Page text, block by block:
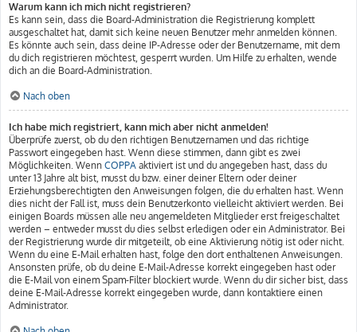
Warum kann ich mich nicht registrieren?
Es kann sein, dass die Board-Administration die Registrierung komplett
ausgeschaltet hat, damit sich keine neuen Benutzer mehr anmelden können.
Es könnte auch sein, dass deine IP-Adresse oder der Benutzername, mit dem
du dich registrieren möchtest, gesperrt wurden. Um Hilfe zu erhalten, wende
dich an die Board-Administration.
Nach oben
Ich habe mich registriert, kann mich aber nicht anmelden!
Überprüfe zuerst, ob du den richtigen Benutzernamen und das richtige
Passwort eingegeben hast. Wenn diese stimmen, dann gibt es zwei
Möglichkeiten. Wenn COPPA aktiviert ist und du angegeben hast, dass du
unter 13 Jahre alt bist, musst du bzw. einer deiner Eltern oder deiner
Erziehungsberechtigten den Anweisungen folgen, die du erhalten hast. Wenn
dies nicht der Fall ist, muss dein Benutzerkonto vielleicht aktiviert werden. Bei
einigen Boards müssen alle neu angemeldeten Mitglieder erst freigeschaltet
werden – entweder musst du dies selbst erledigen oder ein Administrator. Bei
der Registrierung wurde dir mitgeteilt, ob eine Aktivierung nötig ist oder nicht.
Wenn du eine E-Mail erhalten hast, folge den dort enthaltenen Anweisungen.
Ansonsten prüfe, ob du deine E-Mail-Adresse korrekt eingegeben hast oder
die E-Mail von einem Spam-Filter blockiert wurde. Wenn du dir sicher bist, dass
deine E-Mail-Adresse korrekt eingegeben wurde, dann kontaktiere einen
Administrator.